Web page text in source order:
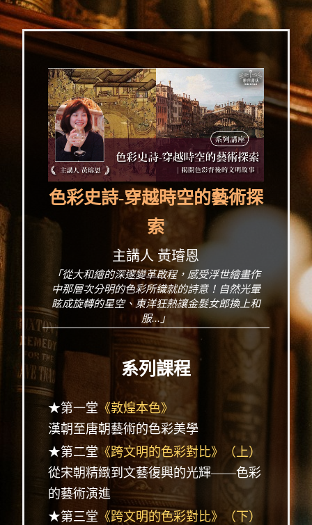
色彩史詩-穿越時空的藝術探
索
主講人 黃璿恩
「從大和繪的深邃變革啟程，感受浮世繪畫作
中那層次分明的色彩所織就的詩意！自然光暈
眩成旋轉的星空、東洋狂熱讓金髮女郎換上和
服...」
系列課程
★第一堂 《敦煌本色》
漢朝至唐朝藝術的色彩美學
★第二堂《跨文明的色彩對比》（上）
從宋朝精緻到文藝復興的光輝——色彩
的藝術演進
★第三堂 《跨文明的色彩對比》（下）